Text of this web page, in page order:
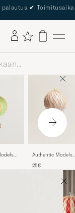
palautus ✔ Toimitusaika
Authentic Models
Skies Balloon
25€